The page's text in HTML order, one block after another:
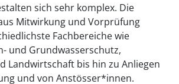
sich sehr komplex. Die
Mitwirkung und Vorprüfung
Fachbereiche wie
und Grundwasserschutz,
Landwirtschaft bis hin zu Anliegen
und von Anstösser*innen.